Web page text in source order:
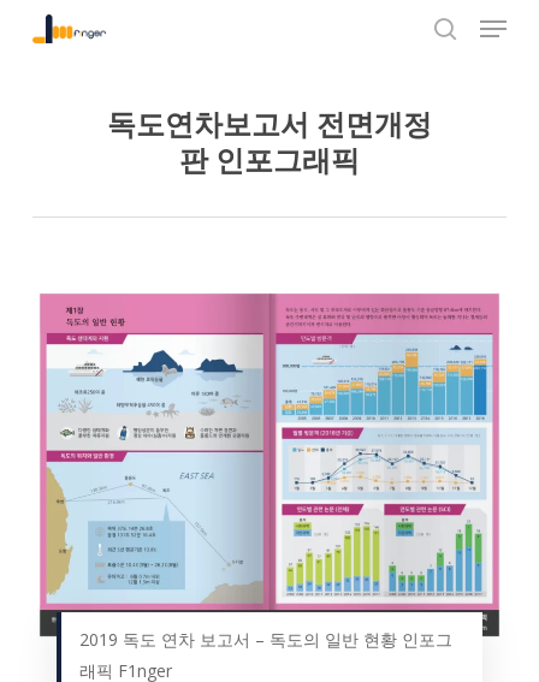
Menu
독도연차보고서 전면개정
판 인포그래픽
2019 독도 연차 보고서 – 독도의 일반 현황 인포그
래픽 F1nger